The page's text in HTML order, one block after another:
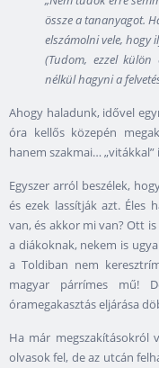
össze a tananyagot.
elszámolni vele, hogy
(Tudom, ezzel
nélkül hagyni a
Ahogy haladunk, idővel
óra kellős közepén
hanem szakmai… „vitákkal”
Egyszer arról beszélek,
és ezek lassítják azt. Éles
van, és akkor mi van? Ott
a diákoknak, nekem is
a Toldiban nem
magyar párrímes mű!
óramegakasztás eljárása
Ha már megszakításokról
olvasok fel, de az utcán